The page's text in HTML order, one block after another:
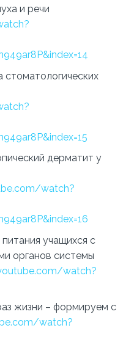
и речи
дерматит у
watch?
учащихся с
органов системы
watch?
жизни – формируем с
watch?